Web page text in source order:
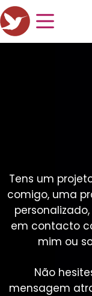
Tens um
comigo, uma
em contacto
mim ou
Não
mensagem